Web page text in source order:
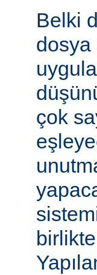
Belki
dosya
çok